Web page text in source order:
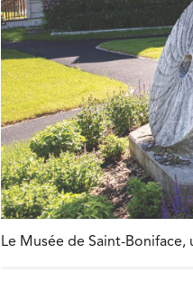
Le Musée de Saint-